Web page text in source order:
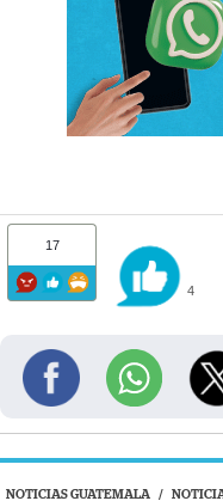
17
4
NOTICIAS GUATEMALA /